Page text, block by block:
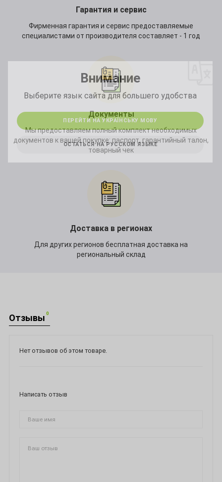
Гарантия и сервис
Фирменная гарантия и сервис предоставляемые
специалистами от производителя составляет - 1 год
Документы
Мы предоставляем полный комплект необходимых
документов к вашей покупке: паспорт, гарантийный талон,
товарный чек
Доставка в регионах
Для других регионов бесплатная доставка на
региональный склад
Отзывы 0
Нет отзывов об этом товаре.
Написать отзыв
*
Внимание
Выберите язык сайта для большего удобства
ПЕРЕЙТИ НА УКРАЇНСЬКУ МОВУ
ОСТАТЬСЯ НА РУССКОМ ЯЗЫКЕ